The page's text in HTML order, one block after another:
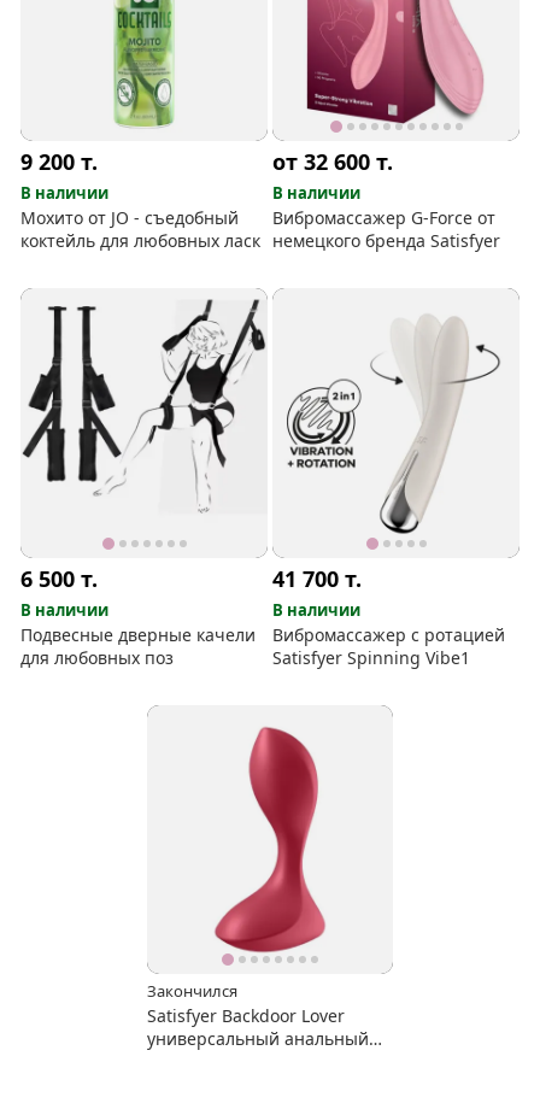
9 200т.
В наличии
Мохито от JO - съедобный
коктейль для любовных ласк
от 32 600т.
В наличии
Вибромассажер G-Force от
немецкого бренда Satisfyer
6 500т.
В наличии
Подвесные дверные качели
для любовных поз
41 700т.
В наличии
Вибромассажер с ротацией
Satisfyer Spinning Vibe1
Закончился
Satisfyer Backdoor Lover
универсальный анальный